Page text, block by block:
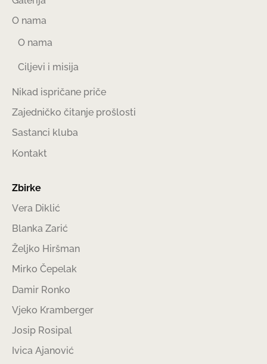
O nama
O nama
Ciljevi i misija
Nikad ispričane priče
Zajedničko čitanje prošlosti
Sastanci kluba
Kontakt
Zbirke
Vera Diklić
Blanka Zarić
Željko Hiršman
Mirko Čepelak
Damir Ronko
Vjeko Kramberger
Josip Rosipal
Ivica Ajanović